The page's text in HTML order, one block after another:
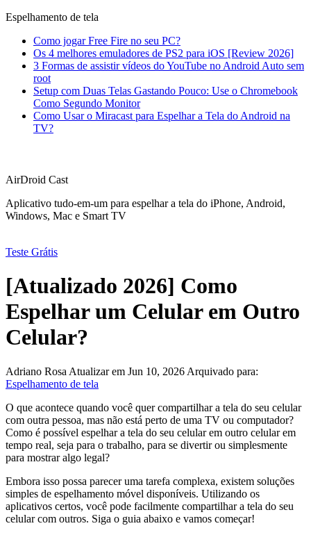
Espelhamento de tela
Como jogar Free Fire no seu PC?
Os 4 melhores emuladores de PS2 para iOS [Review 2026]
3 Formas de assistir vídeos do YouTube no Android Auto sem
root
Setup com Duas Telas Gastando Pouco: Use o Chromebook
Como Segundo Monitor
Como Usar o Miracast para Espelhar a Tela do Android na
TV?
AirDroid Cast
Aplicativo tudo-em-um para espelhar a tela do iPhone, Android,
Windows, Mac e Smart TV
Teste Grátis
[Atualizado 2026] Como
Espelhar um Celular em Outro
Celular?
Adriano Rosa Atualizar em Jun 10, 2026 Arquivado para:
Espelhamento de tela
O que acontece quando você quer compartilhar a tela do seu celular
com outra pessoa, mas não está perto de uma TV ou computador?
Como é possível espelhar a tela do seu celular em outro celular em
tempo real, seja para o trabalho, para se divertir ou simplesmente
para mostrar algo legal?
Embora isso possa parecer uma tarefa complexa, existem soluções
simples de espelhamento móvel disponíveis. Utilizando os
aplicativos certos, você pode facilmente compartilhar a tela do seu
celular com outros. Siga o guia abaixo e vamos começar!